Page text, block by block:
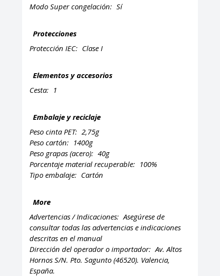
Modo Super congelación: Sí
Protecciones
Protección IEC: Clase I
Elementos y accesorios
Cesta: 1
Embalaje y reciclaje
Peso cinta PET: 2,75g
Peso cartón: 1400g
Peso grapas (acero): 40g
Porcentaje material recuperable: 100%
Tipo embalaje: Cartón
More
Advertencias / Indicaciones: Asegúrese de
consultar todas las advertencias e indicaciones
descritas en el manual
Dirección del operador o importador: Av. Altos
Hornos S/N. Pto. Sagunto (46520). Valencia,
España.